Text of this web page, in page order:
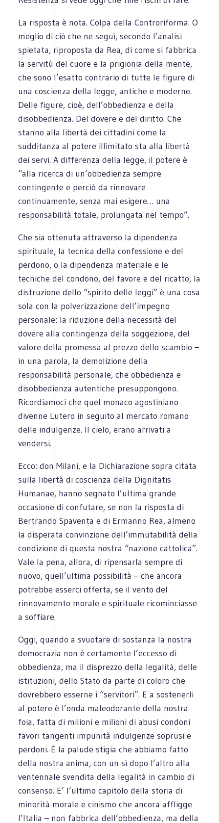
La risposta è nota. Colpa della Controriforma. O
meglio di ciò che ne seguì, secondo l’analisi
spietata, riproposta da Rea, di come si fabbrica
la servitù del cuore e la prigionia della mente,
che sono l’esatto contrario di tutte le figure di
una coscienza della legge, antiche e moderne.
Delle figure, cioè, dell’obbedienza e della
disobbedienza. Del dovere e del diritto. Che
stanno alla libertà dei cittadini come la
sudditanza al potere illimitato sta alla libertà
dei servi. A differenza della legge, il potere è
“alla ricerca di un’obbedienza sempre
contingente e perciò da rinnovare
continuamente, senza mai esigere… una
responsabilità totale, prolungata nel tempo”.
Che sia ottenuta attraverso la dipendenza
spirituale, la tecnica della confessione e del
perdono, o la dipendenza materiale e le
tecniche del condono, del favore e del ricatto, la
distruzione dello “spirito delle leggi” è una cosa
sola con la polverizzazione dell’impegno
personale: la riduzione della necessità del
dovere alla contingenza della soggezione, del
valore della promessa al prezzo dello scambio –
in una parola, la demolizione della
responsabilità personale, che obbedienza e
disobbedienza autentiche presuppongono.
Ricordiamoci che quel monaco agostiniano
divenne Lutero in seguito al mercato romano
delle indulgenze. Il cielo, erano arrivati a
vendersi.
Ecco: don Milani, e la Dichiarazione sopra citata
sulla libertà di coscienza della Dignitatis
Humanae, hanno segnato l’ultima grande
occasione di confutare, se non la risposta di
Bertrando Spaventa e di Ermanno Rea, almeno
la disperata convinzione dell’immutabilità della
condizione di questa nostra “nazione cattolica”.
Vale la pena, allora, di ripensarla sempre di
nuovo, quell’ultima possibilità – che ancora
potrebbe esserci offerta, se il vento del
rinnovamento morale e spirituale ricominciasse
a soffiare.
Oggi, quando a svuotare di sostanza la nostra
democrazia non è certamente l’eccesso di
obbedienza, ma il disprezzo della legalità, delle
istituzioni, dello Stato da parte di coloro che
dovrebbero esserne i “servitori”. E a sostenerli
al potere è l’onda maleodorante della nostra
foia, fatta di milioni e milioni di abusi condoni
favori tangenti impunità indulgenze soprusi e
perdoni. È la palude stigia che abbiamo fatto
della nostra anima, con un sì dopo l’altro alla
ventennale svendita della legalità in cambio di
consenso. E’ l’ultimo capitolo della storia di
minorità morale e cinismo che ancora affligge
l’Italia – non fabbrica dell’obbedienza, ma della